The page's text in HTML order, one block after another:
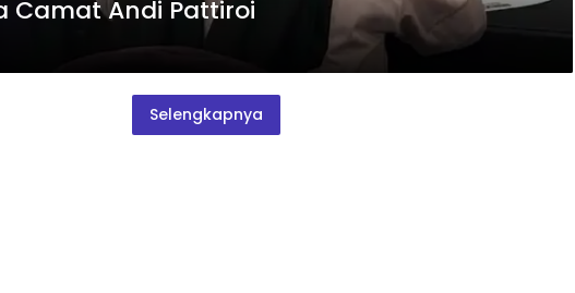
Camat Andi Pattiroi
Selengkapnya